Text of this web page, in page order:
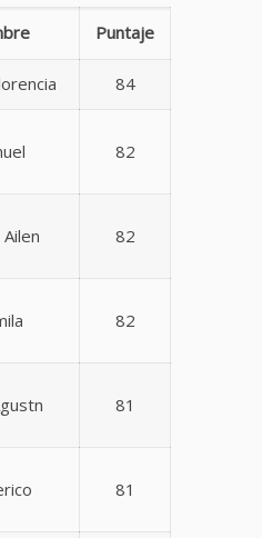
Puntaje
84
82
82
82
81
81